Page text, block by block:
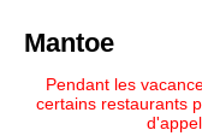
Mantoe
Pendant les
certains restaurants